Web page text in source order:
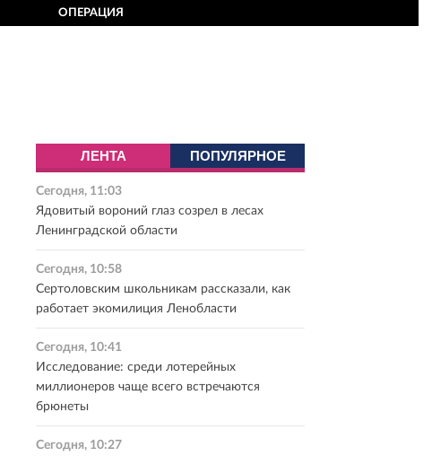
ОПЕРАЦИЯ
ЛЕНТА ПОПУЛЯРНОЕ
Сегодня, 11:03
Ядовитый вороний глаз созрел в лесах
Ленинградской области
Сегодня, 10:58
Сертоловским школьникам рассказали, как
работает экомилиция Ленобласти
Сегодня, 10:41
Исследование: среди лотерейных
миллионеров чаще всего встречаются
брюнеты
Сегодня, 10:27